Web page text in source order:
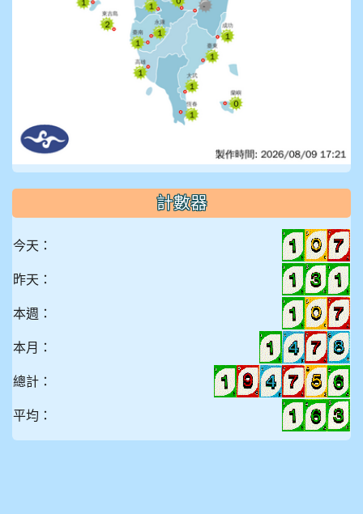
計數器
今天：
昨天：
本週：
本月：
總計：
平均：